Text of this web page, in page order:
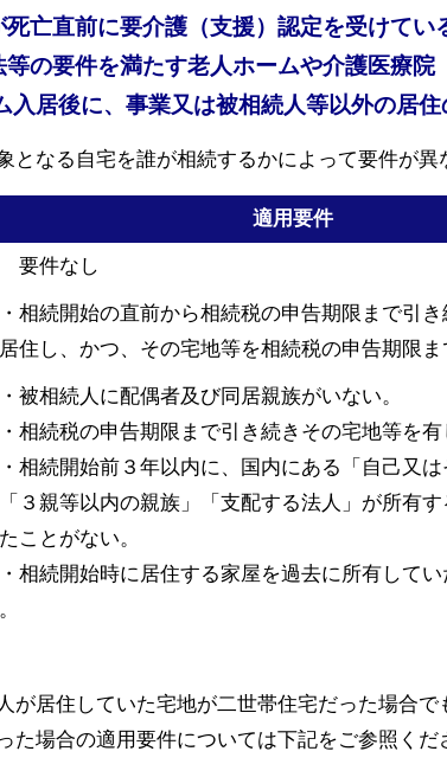
死亡直前に要介護（支援）認定を受けてい
等の要件を満たす老人ホームや介護医療院
入居後に、事業又は被相続人等以外の居
となる自宅を誰が相続するかによって要件が異
適用要件
要件なし
・相続開始の直前から相続税の申告期限まで引
居住し、かつ、その宅地等を相続税の申告期限ま
・被相続人に配偶者及び同居親族がいない。
・相続税の申告期限まで引き続きその宅地等を有
・相続開始前３年以内に、国内にある「自己又は
「３親等以内の親族」「支配する法人」が所有
たことがない。
・相続開始時に居住する家屋を過去に所有して
。
が居住していた宅地が二世帯住宅だった場合
た場合の適用要件については下記をご参照くだ